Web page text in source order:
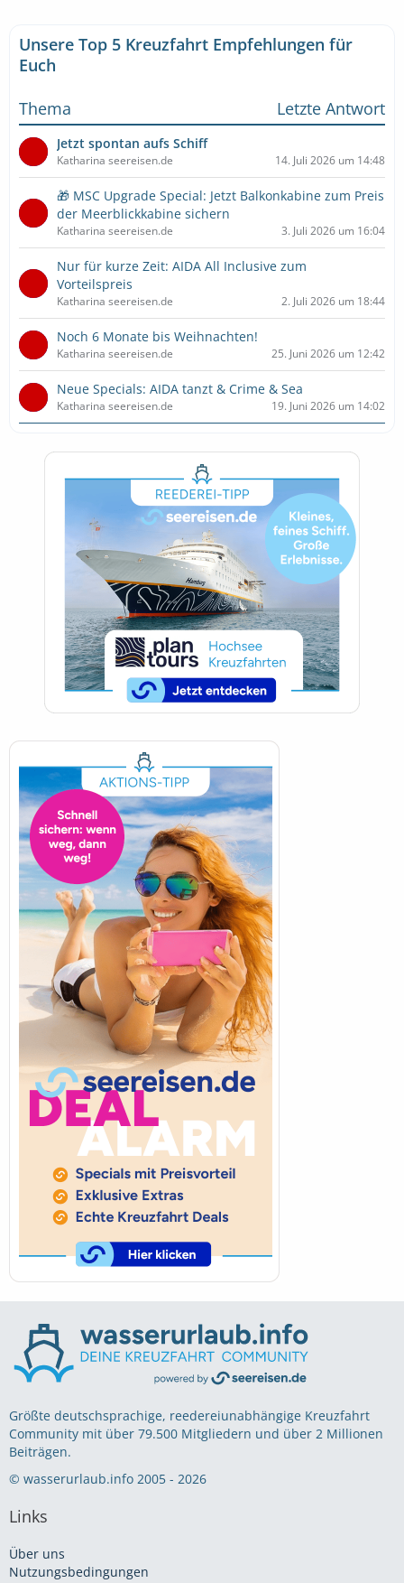
Unsere Top 5 Kreuzfahrt Empfehlungen für
Euch
Thema
Letzte Antwort
Jetzt spontan aufs Schiff
Katharina seereisen.de 14. Juli 2026 um 14:48
🎁 MSC Upgrade Special: Jetzt Balkonkabine zum Preis
der Meerblickkabine sichern
Katharina seereisen.de 3. Juli 2026 um 16:04
Nur für kurze Zeit: AIDA All Inclusive zum
Vorteilspreis
Katharina seereisen.de 2. Juli 2026 um 18:44
Noch 6 Monate bis Weihnachten!
Katharina seereisen.de 25. Juni 2026 um 12:42
Neue Specials: AIDA tanzt & Crime & Sea
Katharina seereisen.de 19. Juni 2026 um 14:02
Größte deutschsprachige, reedereiunabhängige Kreuzfahrt
Community mit über 79.500 Mitgliedern und über 2 Millionen
Beiträgen.
© wasserurlaub.info 2005 - 2026
Links
Über uns
Nutzungsbedingungen